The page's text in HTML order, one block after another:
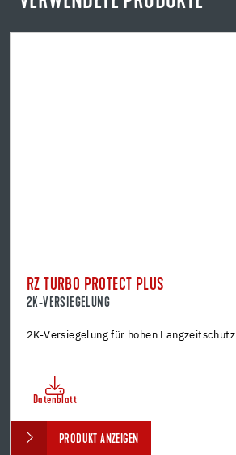
RZ TURBO PROTECT PLUS
2K-VERSIEGELUNG
2K-Versiegelung für hohen Langzeitschutz
Datenblatt
PRODUKT ANZEIGEN